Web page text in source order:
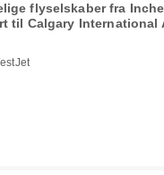
flyselskaber fra
til Calgary International